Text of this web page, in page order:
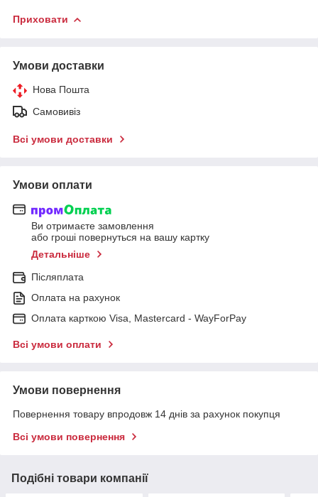
Приховати
Умови доставки
Нова Пошта
Самовивіз
Всі умови доставки
Умови оплати
Ви отримаєте замовлення
або гроші повернуться на вашу картку
Детальніше
Післяплата
Оплата на рахунок
Оплата карткою Visa, Mastercard - WayForPay
Всі умови оплати
Умови повернення
Повернення товару впродовж 14 днів за рахунок покупця
Всі умови повернення
Подібні товари компанії